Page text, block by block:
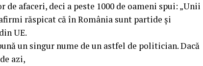
afaceri, deci a peste 1000 de oameni spui: „Unii
răspicat că în România sunt partide și
UE.
un singur nume de un astfel de politician. Dacă
azi,